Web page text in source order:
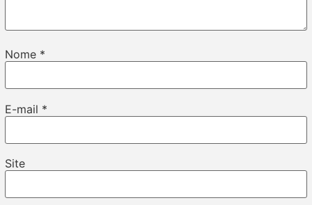
Nome *
E-mail *
Site